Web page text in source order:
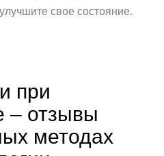
свое состояние.
при
– отзывы
методах